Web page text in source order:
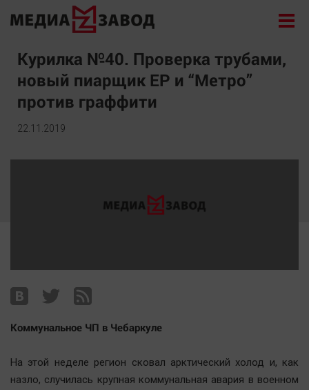
Новости
Экономика
Происшествия
Общество
Архив
Политика
Экономика
Курилка №40. Проверка трубами,
новый пиарщик ЕР и “Метро”
против граффити
22.11.2019
Коммунальное ЧП в Чебаркуле
На этой неделе регион сковал арктический холод и, как
назло, случилась крупная коммунальная авария в военном